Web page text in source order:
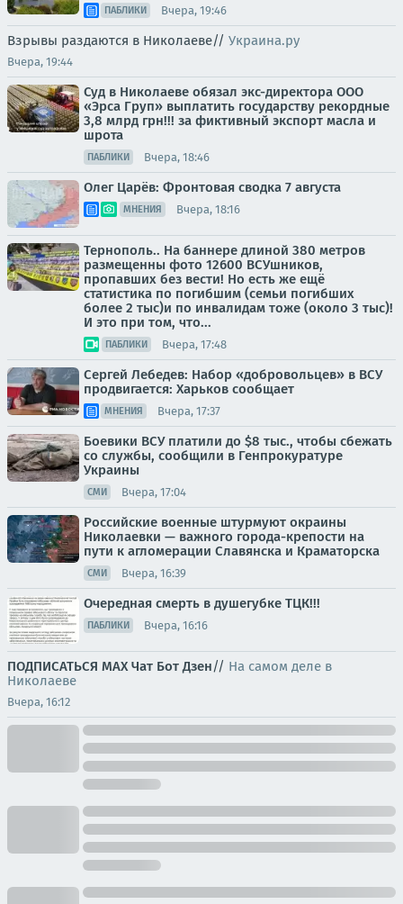
ПАБЛИКИ Вчера, 19:46
Взрывы раздаются в Николаеве// Украина.ру
Вчера, 19:44
Суд в Николаеве обязал экс-директора ООО
«Эрса Груп» выплатить государству рекордные
3,8 млрд грн!!! за фиктивный экспорт масла и
шрота
ПАБЛИКИ Вчера, 18:46
Олег Царёв: Фронтовая сводка 7 августа
МНЕНИЯ Вчера, 18:16
Тернополь.. На баннере длиной 380 метров
размещенны фото 12600 ВСУшников,
пропавших без вести! Но есть же ещё
статистика по погибшим (семьи погибших
более 2 тыс)и по инвалидам тоже (около 3 тыс)!
И это при том, что...
ПАБЛИКИ Вчера, 17:48
Сергей Лебедев: Набор «добровольцев» в ВСУ
продвигается: Харьков сообщает
МНЕНИЯ Вчера, 17:37
Боевики ВСУ платили до $8 тыс., чтобы сбежать
со службы, сообщили в Генпрокуратуре
Украины
СМИ Вчера, 17:04
Российские военные штурмуют окраины
Николаевки — важного города-крепости на
пути к агломерации Славянска и Краматорска
СМИ Вчера, 16:39
Очередная смерть в душегубке ТЦК!!!
ПАБЛИКИ Вчера, 16:16
ПОДПИСАТЬСЯ МАХ Чат Бот Дзен// На самом деле в
Николаеве
Вчера, 16:12